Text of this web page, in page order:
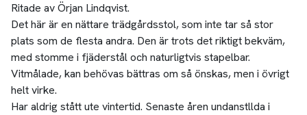
Ritade av Örjan Lindqvist.
Det här är en nättare trädgårdsstol, som inte tar så stor
plats som de flesta andra. Den är trots det riktigt bekväm,
med stomme i fjäderstål och naturligtvis stapelbar.
Vitmålade, kan behövas bättras om så önskas, men i övrigt
helt virke.
Har aldrig stått ute vintertid. Senaste åren undanstllda i